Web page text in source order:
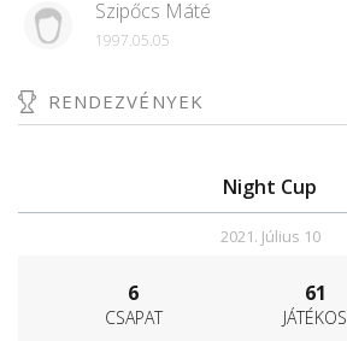
Szipőcs Máté
1997.05.05
RENDEZVÉNYEK
Night Cup
2021. Július 10
6
CSAPAT
61
JÁTÉKOS